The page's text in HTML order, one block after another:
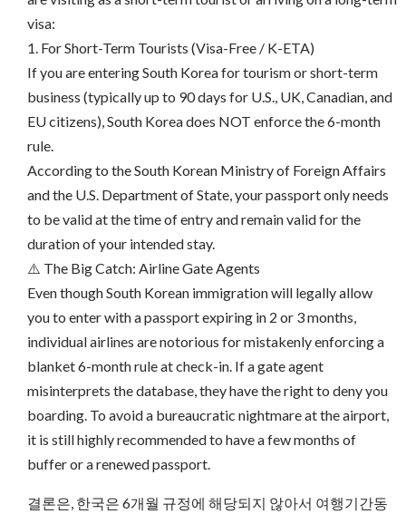
visa:
​1. For Short-Term Tourists (Visa-Free / K-ETA)
​If you are entering South Korea for tourism or short-term
business (typically up to 90 days for U.S., UK, Canadian, and
EU citizens), South Korea does NOT enforce the 6-month
rule.
​According to the South Korean Ministry of Foreign Affairs
and the U.S. Department of State, your passport only needs
to be valid at the time of entry and remain valid for the
duration of your intended stay.
​⚠️ The Big Catch: Airline Gate Agents
Even though South Korean immigration will legally allow
you to enter with a passport expiring in 2 or 3 months,
individual airlines are notorious for mistakenly enforcing a
blanket 6-month rule at check-in. If a gate agent
misinterprets the database, they have the right to deny you
boarding. To avoid a bureaucratic nightmare at the airport,
it is still highly recommended to have a few months of
buffer or a renewed passport.
결론은, 한국은 6개월 규정에 해당되지 않아서 여행기간동